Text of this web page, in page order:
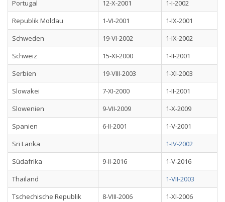
Portugal
12-X-2001
1-I-2002
Republik Moldau
1-VI-2001
1-IX-2001
Schweden
19-VI-2002
1-IX-2002
Schweiz
15-XI-2000
1-II-2001
Serbien
19-VIII-2003
1-XI-2003
Slowakei
7-XI-2000
1-II-2001
Slowenien
9-VII-2009
1-X-2009
Spanien
6-II-2001
1-V-2001
Sri Lanka
1-IV-2002
Südafrika
9-II-2016
1-V-2016
Thailand
1-VII-2003
Tschechische Republik
8-VIII-2006
1-XI-2006